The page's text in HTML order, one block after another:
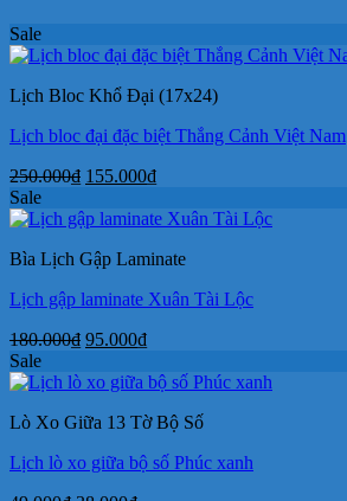
Sale
Lịch Bloc Khổ Đại (17x24)
Lịch bloc đại đặc biệt Thắng Cảnh Việt Nam
250.000₫ Giá
là:
155.000₫Giá
tại
155.000₫.
Sale
Bìa Lịch Gập Laminate
Lịch gập laminate Xuân Tài Lộc
180.000₫ Giá
là:
95.000₫Giá
tại
95.000₫.
Sale
Lò Xo Giữa 13 Tờ Bộ Số
Lịch lò xo giữa bộ số Phúc xanh